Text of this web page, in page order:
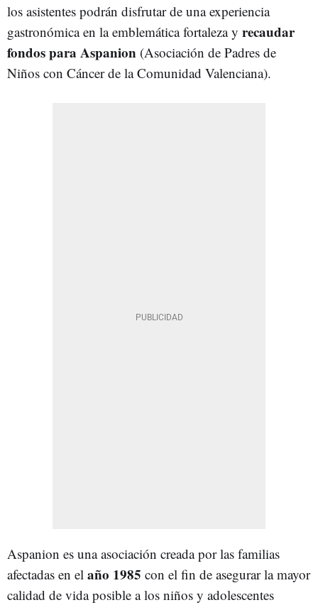
los asistentes podrán disfrutar de una experiencia
gastronómica en la emblemática fortaleza y recaudar
fondos para Aspanion (Asociación de Padres de
Niños con Cáncer de la Comunidad Valenciana).
Aspanion es una asociación creada por las familias
afectadas en el año 1985 con el fin de asegurar la mayor
calidad de vida posible a los niños y adolescentes